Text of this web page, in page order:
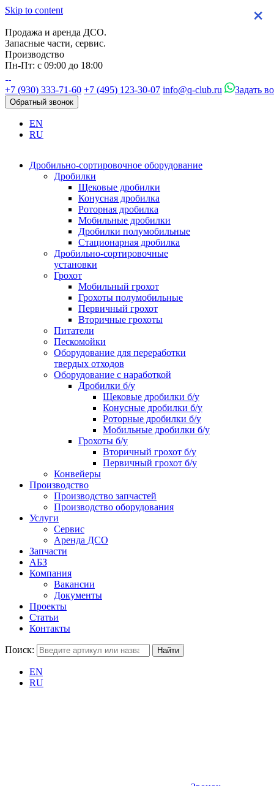
Skip to content
Продажа и аренда ДСО.
Запасные части, сервис.
Производство
Пн-Пт: с 09:00 до 18:00
+7 (930) 333-71-60 +7 (495) 123-30-07 info@q-club.ru Задать
Обратный звонок
EN
RU
Дробильно-сортировочное оборудование
Дробилки
Щековые дробилки
Конусная дробилка
Роторная дробилка
Мобильные дробилки
Дробилки полумобильные
Стационарная дробилка
Дробильно-сортировочные
установки
Грохот
Мобильный грохот
Грохоты полумобильные
Первичный грохот
Вторичные грохоты
Питатели
Пескомойки
Оборудование для переработки
твердых отходов
Оборудование с наработкой
Дробилки б/у
Щековые дробилки б/у
Конусные дробилки б/у
Роторные дробилки б/у
Мобильные дробилки б/у
Грохоты б/у
Вторичный грохот б/у
Первичный грохот б/у
Конвейеры
Производство
Производство запчастей
Производство оборудования
Услуги
Сервис
Аренда ДСО
Запчасти
АБЗ
Компания
Вакансии
Документы
Проекты
Статьи
Контакты
Поиск:
EN
RU
×
×
×
×